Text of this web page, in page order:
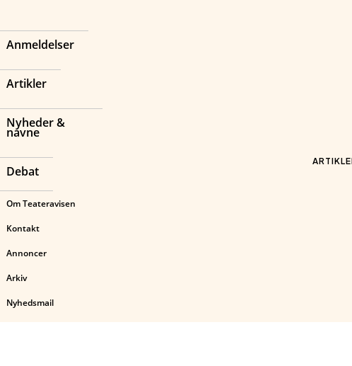
Anmeldelser
Artikler
Nyheder &
navne
Debat
Om Teateravisen
Kontakt
Annoncer
Arkiv
Nyhedsmail